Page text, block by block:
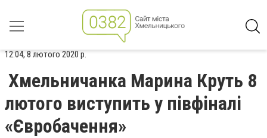
12:04, 8 лютого 2020 р.
Хмельничанка Марина Круть 8
лютого виступить у півфіналі
«Євробачення»